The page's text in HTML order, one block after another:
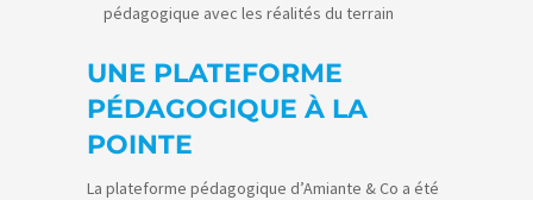
pédagogique avec les réalités du terrain
UNE PLATEFORME
PÉDAGOGIQUE À LA
POINTE
La plateforme pédagogique d’Amiante & Co a été